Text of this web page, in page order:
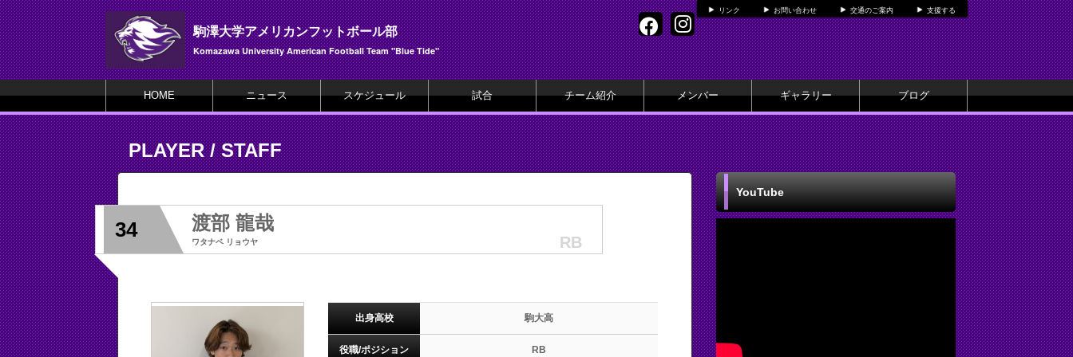
リンク お問い合わせ 交通のご案内 支援する
駒澤大学アメリカンフットボール部
Komazawa University American Football Team "Blue Tide"
HOME ニュース スケジュール 試合 チーム紹介 メンバー ギャラリー ブログ
PLAYER / STAFF
34 渡部 龍哉
ワタナベ リョウヤ RB
出身高校 駒大高
役職/ポジション RB
YouTube